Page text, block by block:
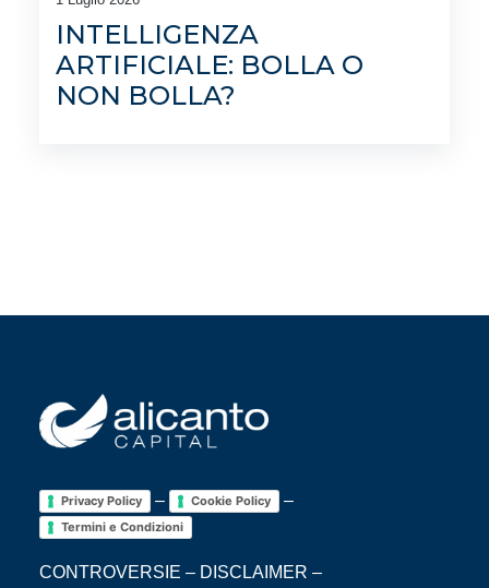
INTELLIGENZA
ARTIFICIALE: BOLLA O
NON BOLLA?
Privacy Policy – Cookie Policy –
Termini e Condizioni
CONTROVERSIE – DISCLAIMER –